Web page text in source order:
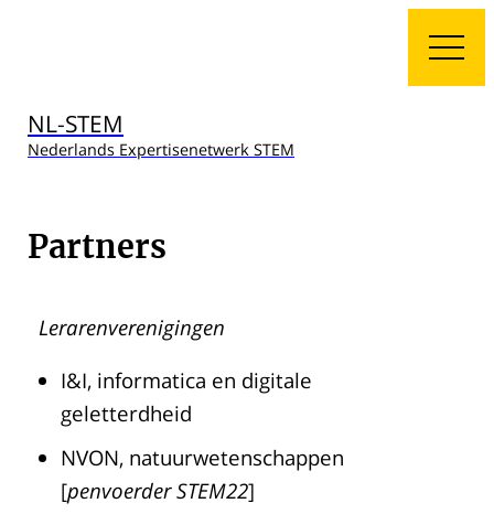
NL-STEM
Nederlands Expertisenetwerk STEM
Partners
Lerarenverenigingen
I&I, informatica en digitale
geletterdheid
NVON, natuurwetenschappen
[penvoerder STEM22]